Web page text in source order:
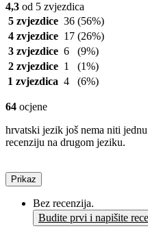
4,3 od 5 zvjezdica
5 zvjezdice 36 (56%)
4 zvjezdice 17 (26%)
3 zvjezdice 6
(9%)
2 zvjezdice 1
(1%)
1 zvjezdica 4 (6%)
64 ocjene
hrvatski jezik još nema niti
recenziju na drugom jeziku.
Prikaz
Bez recenzija.
Budite prvi i napišite